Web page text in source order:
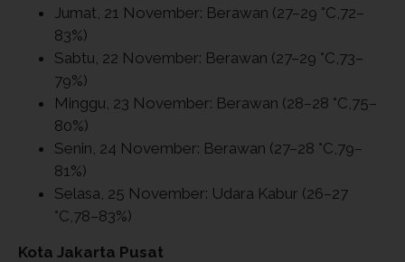
Jumat, 21 November: Berawan (27–29 °C,72–
83%)
Sabtu, 22 November: Berawan (27–29 °C,73–
79%)
Minggu, 23 November: Berawan (28–28 °C,75–
80%)
Senin, 24 November: Berawan (27–28 °C,79–
81%)
Selasa, 25 November: Udara Kabur (26–27
°C,78–83%)
Kota Jakarta Pusat